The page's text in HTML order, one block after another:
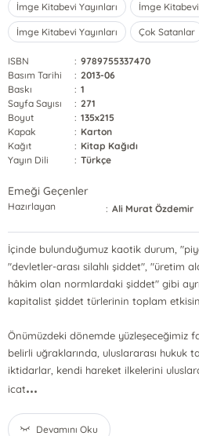
İmge Kitabevi Yayınları İmge Kitabevi
İmge Kitabevi Yayınları Çok Satanlar
ISBN : 9789755337470
Basım Tarihi
: 2013-06
Baskı
: 1
Sayfa Sayısı
: 271
Boyut
: 135x215
Kapak
: Karton
Kağıt
: Kitap Kağıdı
Yayın Dili
: Türkçe
Emeği Geçenler
Hazırlayan : Ali Murat Özdemir
İçinde bulunduğumuz kaotik durum,
"devletler-arası silahlı şiddet", "üretim
hâkim olan normlardaki şiddet" gibi
kapitalist şiddet türlerinin toplam
Önümüzdeki dönemde yüzleşeceğimiz
belirli uğraklarında, uluslararası hukuk
iktidarlar, kendi hareket ilkelerini
icat...
Devamını Oku